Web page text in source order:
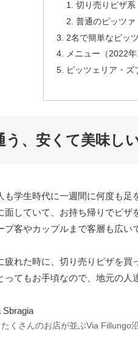
切り売りピザ系
普通のピッツァ
2名で簡単なピッ
メニュー（2022年
ピッツェリア・ズ
う、安くて美味し
も学生時代に一週間に何度も
面していて、お持ち帰りでピ
客やカップルまで客層も広い
疲れた時に、切り売りピザを
ってもお手頃なので、地元の人
たくさんのお店が並ぶVia Fillungo